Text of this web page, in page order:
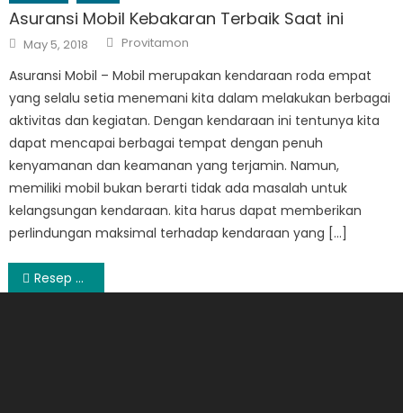
Asuransi Mobil Kebakaran Terbaik Saat ini
Posted
on
May 5, 2018 Author
Provitamon
Asuransi Mobil – Mobil merupakan kendaraan roda empat
yang selalu setia menemani kita dalam melakukan berbagai
aktivitas dan kegiatan. Dengan kendaraan ini tentunya kita
dapat mencapai berbagai tempat dengan penuh
kenyamanan dan keamanan yang terjamin. Namun,
memiliki mobil bukan berarti tidak ada masalah untuk
kelangsungan kendaraan. kita harus dapat memberikan
perlindungan maksimal terhadap kendaraan yang […]
Post
Resep Makanan Sehat